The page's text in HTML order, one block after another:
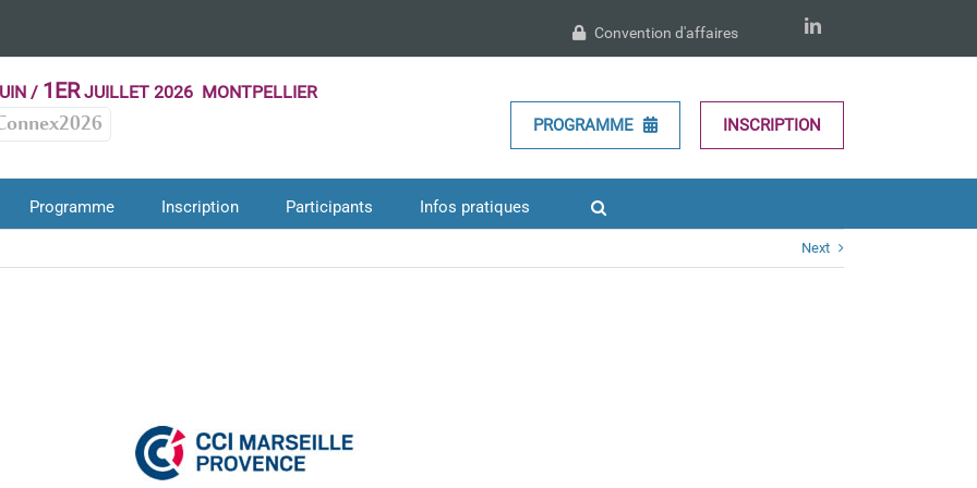
LinkedIn
Convention d'affaires
/ 1ERJUILLET 2026 MONTPELLIER
PROGRAMME INSCRIPTION
Programme Inscription Participants Infos pratiques
Next